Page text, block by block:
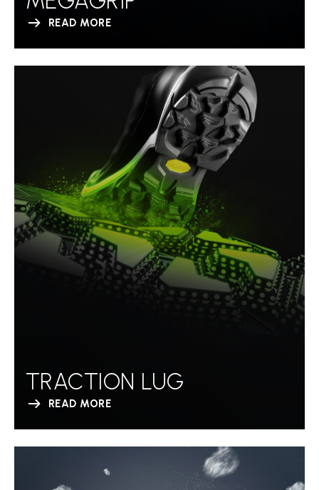
READ MORE
TRACTION LUG
READ MORE